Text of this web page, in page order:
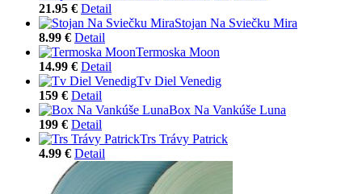
21.95 € Detail
Stojan Na Sviečku Mira
8.99 € Detail
Termoska Moon
14.99 € Detail
Tv Diel Venedig
159 € Detail
Box Na Vankúše Luna
199 € Detail
Trs Trávy Patrick
4.99 € Detail